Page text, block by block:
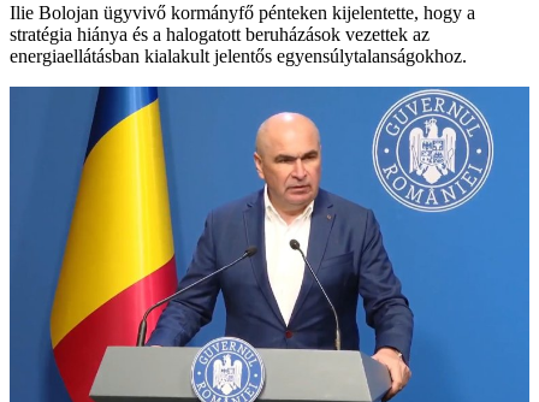
Ilie Bolojan ügyvivő kormányfő pénteken kijelentette, hogy a
stratégia hiánya és a halogatott beruházások vezettek az
energiaellátásban kialakult jelentős egyensúlytalanságokhoz.